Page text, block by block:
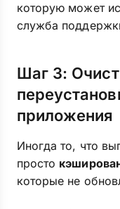
которую может
служба
Шаг 3:
приложения
Иногда то, что
просто
которые не